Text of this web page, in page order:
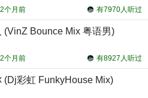
有7970人听过
个月前
(VinZ Bounce Mix 粤语男)
有8927人听过
个月前
(Dj彩虹 FunkyHouse Mix)